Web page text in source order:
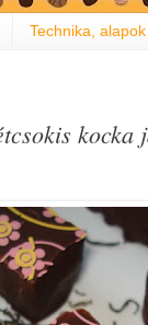
Technika, alapok
kocka